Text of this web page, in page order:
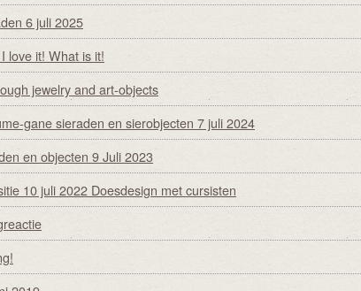
6 juli 2025
love it! What is it!
jewelry and art-objects
gane sieraden en sierobjecten 7 juli 2024
en objecten 9 Juli 2023
10 juli 2022 Doesdesign met cursisten